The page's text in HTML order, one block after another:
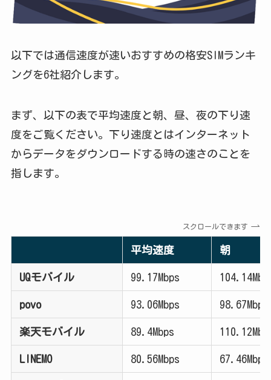
以下では通信速度が速いおすすめの格安SIMランキ
ングを6社紹介します。
まず、以下の表で平均速度と朝、昼、夜の下り速
度をご覧ください。下り速度とはインターネット
からデータをダウンロードする時の速さのことを
指します。
スクロールできます
平均速度 朝
UQモバイル 99.17Mbps
povo 93.06Mbps 98.67Mbps
楽天モバイル 89.4Mbps
LINEMO 80.56Mbps 67.46Mbps